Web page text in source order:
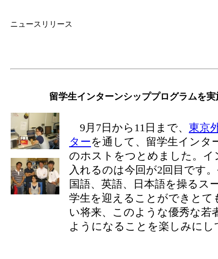
ニュースリリース
留学生インターンシッププログラムを実
9月7日から11日まで、 東京
ターを通して、留学生インタ
のホストをつとめました。イ
入れるのは今回が2回目です
国語、英語、日本語を操るス
学生を迎えることができとて
い将来、このような優秀な若
ようになることを楽しみにし